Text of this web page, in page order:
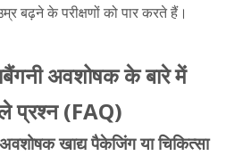
बढ़ने के परीक्षणों को पार करते हैं।
अवशोषक के बारे में
प्रश्न (FAQ)
खाद्य पैकेजिंग या चिकित्सा